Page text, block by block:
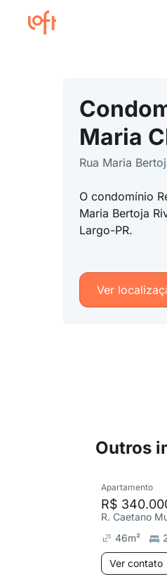
Maria
Rua Maria
O condomínio
Maria Bertoja
Largo-PR.
Ver
Outros
Apartamento
R$
46m²
Ver contato